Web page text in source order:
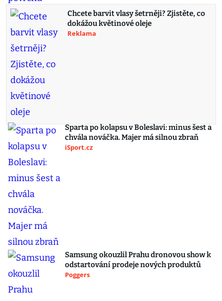
Chcete barvit vlasy šetrněji? Zjistěte, co
dokážou květinové oleje
Reklama
Sparta po kolapsu v Boleslavi: minus šest a
chvála nováčka. Majer má silnou zbraň
iSport.cz
Samsung okouzlil Prahu dronovou show k
odstartování prodeje nových produktů
Poggers